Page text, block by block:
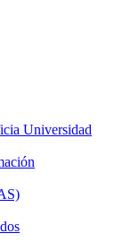
Universidad